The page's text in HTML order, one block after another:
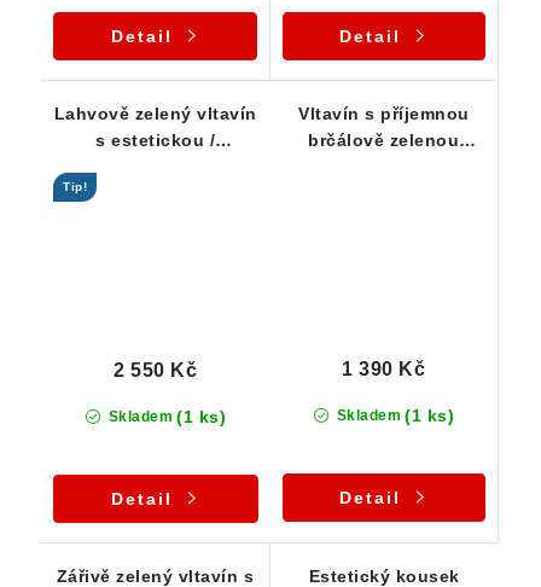
Detail Detail
Lahvově zelený vltavín
s estetickou /
Tip!
Skladem (1 ks)
2 550 Kč
Detail
Vltavín s příjemnou
brčálově zelenou
Skladem (1 ks)
1 390 Kč
Detail
Zářivě zelený vltavín s
Estetický kousek